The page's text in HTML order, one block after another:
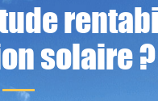
solaire ?